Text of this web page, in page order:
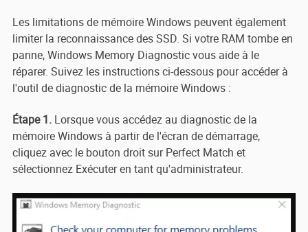
Les limitations de mémoire Windows peuvent également
limiter la reconnaissance des SSD. Si votre RAM tombe en
panne, Windows Memory Diagnostic vous aide à le
réparer. Suivez les instructions ci-dessous pour accéder à
l'outil de diagnostic de la mémoire Windows :
Étape 1.Lorsque vous accédez au diagnostic de la
mémoire Windows à partir de l'écran de démarrage,
cliquez avec le bouton droit sur Perfect Match et
sélectionnez Exécuter en tant qu'administrateur.